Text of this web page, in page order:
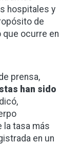
hospitales y
de
que ocurre en
prensa,
han sido
la tasa más
en un